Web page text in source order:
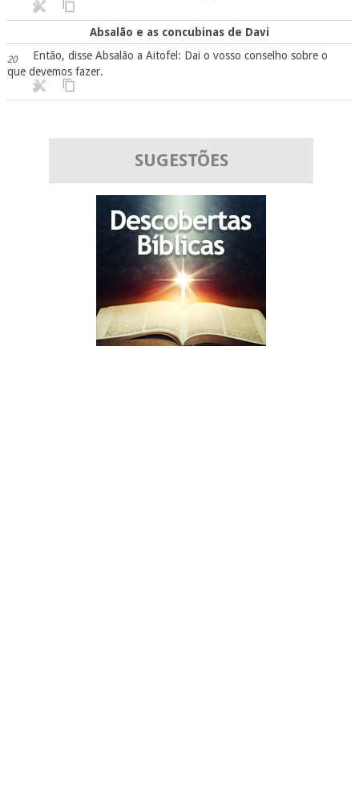
Absalão e as concubinas de Davi
20
Então, disse Absalão a Aitofel: Dai o vosso conselho sobre o
que devemos fazer.
SUGESTÕES